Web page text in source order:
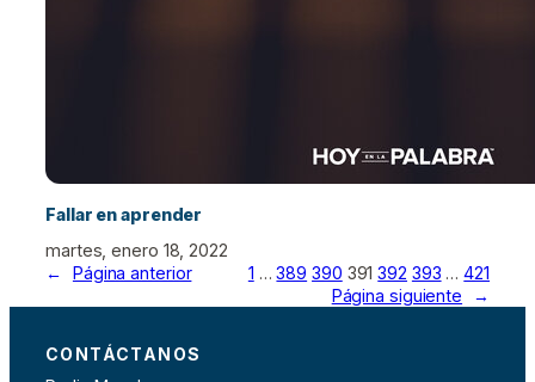
Fallar en aprender
martes, enero 18, 2022
←
Página anterior 1 … 389 390 391 392 393 … 421
Página siguiente
→
CONTÁCTANOS